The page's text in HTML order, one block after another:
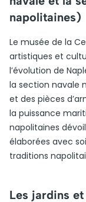
napolitaines)
Le musée de la
artistiques et
l’évolution de
la section navale
et des pièces
la puissance
napolitaines
élaborées avec
traditions
Les jardins